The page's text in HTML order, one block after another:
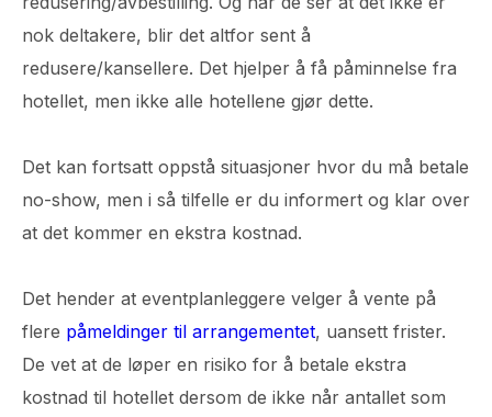
nok deltakere, blir det altfor sent å
redusere/kansellere. Det hjelper å få påminnelse fra
hotellet, men ikke alle hotellene gjør dette.
Det kan fortsatt oppstå situasjoner hvor du må betale
no-show, men i så tilfelle er du informert og klar over
at det kommer en ekstra kostnad.
Det hender at eventplanleggere velger å vente på
flere påmeldinger til arrangementet, uansett frister.
De vet at de løper en risiko for å betale ekstra
kostnad til hotellet dersom de ikke når antallet som